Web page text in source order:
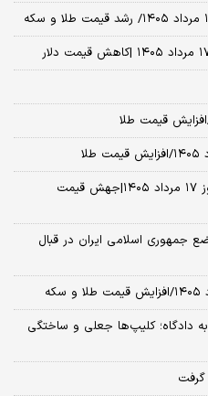
قیمت سکه، نیم سکه و ربع سکه امروز ۱۷ مرداد ۱۴۰۵|جهش قیمت
جمهوری اسلامی ایران در قبال
دادگاه؛ کلیپ‌ها جعلی و ساختگی